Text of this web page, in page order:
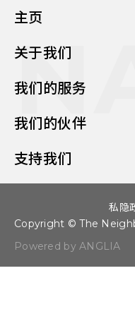
主页
关于我们
我们的服务
我们的伙伴
支持我们
Copyright © The
Powered by ANGLIA
私隐